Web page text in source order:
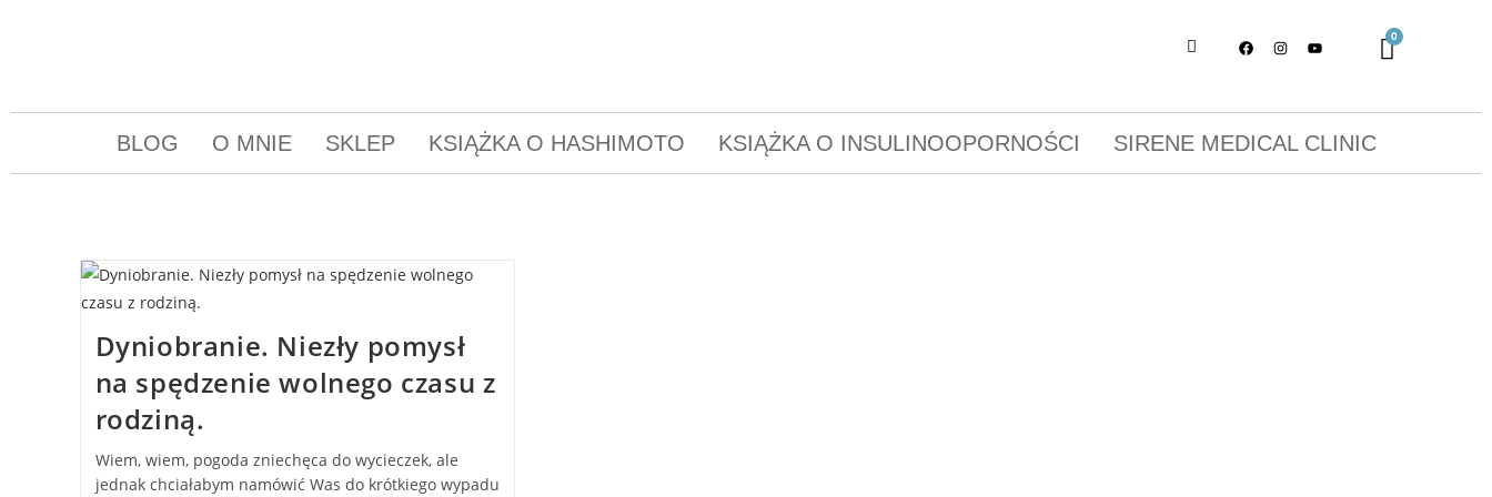
BLOG O MNIE SKLEP KSIĄŻKA O HASHIMOTO KSIĄŻKA O INSULINOOPORNOŚCI SIRENE MEDICAL CLINIC
Dyniobranie. Niezły pomysł
na spędzenie wolnego czasu z
rodziną.
Wiem, wiem, pogoda zniechęca do wycieczek, ale
jednak chciałabym namówić Was do krótkiego wypadu